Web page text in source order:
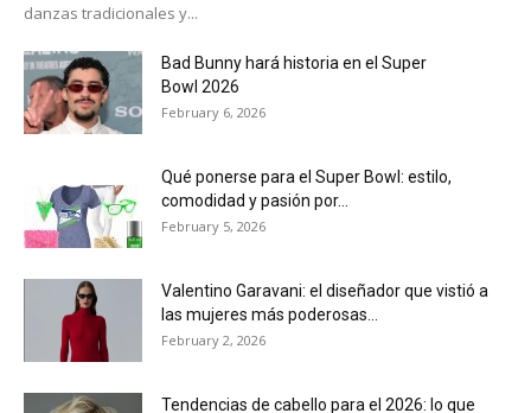
danzas tradicionales y...
Bad Bunny hará historia en el Super
Bowl 2026
February 6, 2026
Qué ponerse para el Super Bowl: estilo,
comodidad y pasión por...
February 5, 2026
Valentino Garavani: el diseñador que vistió a
las mujeres más poderosas...
February 2, 2026
Tendencias de cabello para el 2026: lo que